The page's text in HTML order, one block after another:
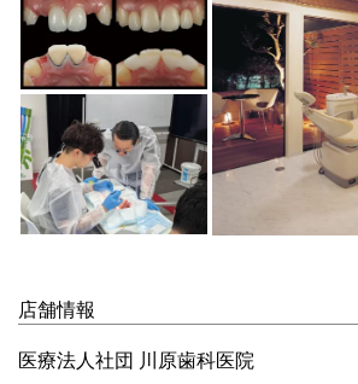
店舗情報
医療法人社団 川原歯科医院